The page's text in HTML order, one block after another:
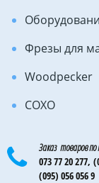
Фрезы для
Woodpecker
COXO
Заказ товаров
073 77 20 277,
(095) 056 056 9